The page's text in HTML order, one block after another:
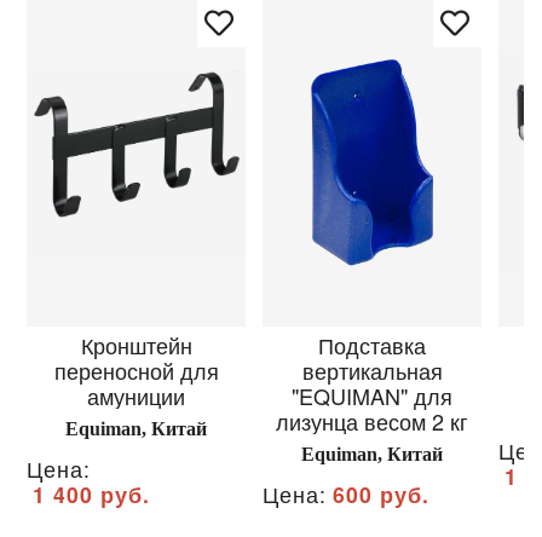
Кронштейн
переносной для
амуниции
Equiman, Китай
Цена:
1 400 руб.
Подставка
вертикальная
"EQUIMAN" для
лизунца весом 2 кг
Equiman, Китай
Цена: 600 руб.
1